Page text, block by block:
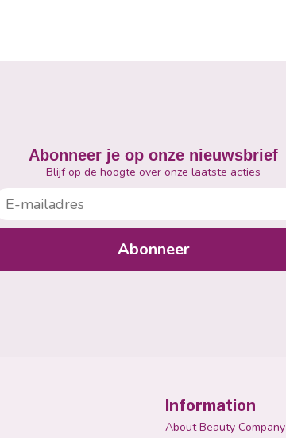
Abonneer je op onze nieuwsbrief
Blijf op de hoogte over onze laatste acties
E-mailadres
Abonneer
Information
About Beauty Company